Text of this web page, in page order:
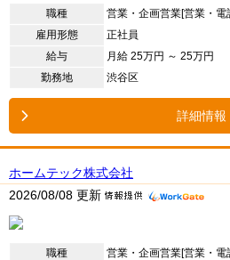
職種
営業・企画営業[営業・
雇用形態
正社員
給与
月給 25万円 ～ 25万円
勤務地
渋谷区
詳細情報
ホームテック株式会社
2026/08/08 更新
職種
営業・企画営業[営業・